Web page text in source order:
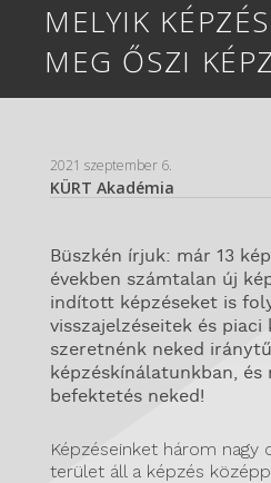
MELYIK
MEG ŐSZI
2021 szeptember 6.
KÜRT Akadémia
Büszkén írjuk: már 13
években számtalan új
indított képzéseket is
visszajelzéseitek és
szeretnénk neked
képzéskínálatunkban,
befektetés neked!
Képzéseinket három
terület áll a képzés